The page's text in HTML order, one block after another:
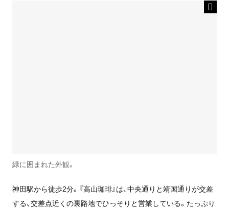
緑に囲まれた外観。
神田駅から徒歩2分。『高山珈琲』は、中央通りと靖国通りが交差
する、交差点近くの裏路地でひっそりと営業している。たっぷり